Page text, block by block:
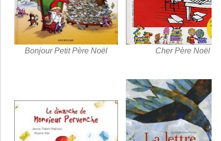
Bonjour Petit Père Noël Cher Père Noël